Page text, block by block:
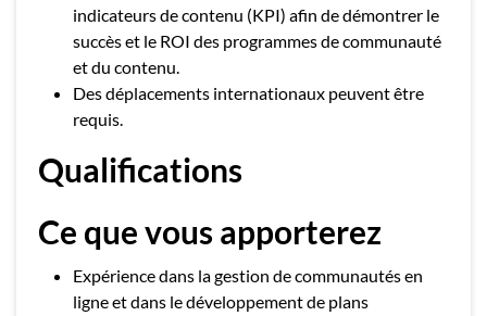
indicateurs de contenu (KPI) afin de démontrer le
succès et le ROI des programmes de communauté
et du contenu.
Des déplacements internationaux peuvent être
requis.
Qualifications
Ce que vous apporterez
Expérience dans la gestion de communautés en
ligne et dans le développement de plans